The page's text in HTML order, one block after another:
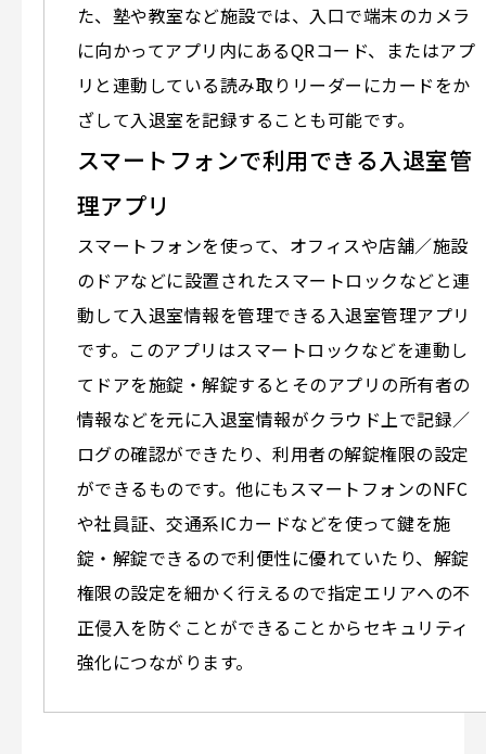
た、塾や教室など施設では、入口で端末のカメラ
に向かってアプリ内にあるQRコード、またはアプ
リと連動している読み取りリーダーにカードをか
ざして入退室を記録することも可能です。
スマートフォンで利用できる入退室管
理アプリ
スマートフォンを使って、オフィスや店舗／施設
のドアなどに設置されたスマートロックなどと連
動して入退室情報を管理できる入退室管理アプリ
です。このアプリはスマートロックなどを連動し
てドアを施錠・解錠するとそのアプリの所有者の
情報などを元に入退室情報がクラウド上で記録／
ログの確認ができたり、利用者の解錠権限の設定
ができるものです。他にもスマートフォンのNFC
や社員証、交通系ICカードなどを使って鍵を施
錠・解錠できるので利便性に優れていたり、解錠
権限の設定を細かく行えるので指定エリアへの不
正侵入を防ぐことができることからセキュリティ
強化につながります。